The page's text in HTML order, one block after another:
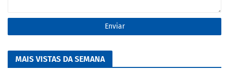
MAIS VISTAS DA SEMANA